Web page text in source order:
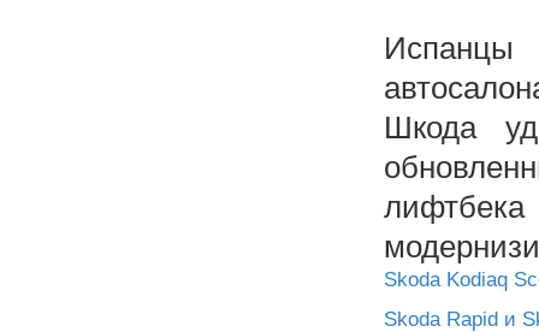
Шкода
Skoda Kodiaq
Skoda Rapid и